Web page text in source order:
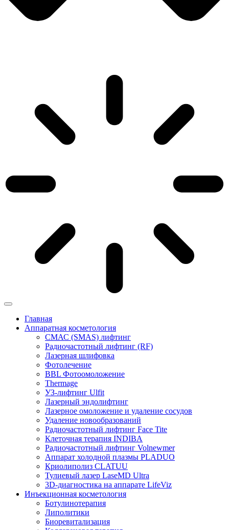
Главная
Аппаратная косметология
СМАС (SMAS) лифтинг
Радиочастотный лифтинг (RF)
Лазерная шлифовка
Фотолечение
BBL Фотоомоложение
Thermage
УЗ-лифтинг Ulfit
Лазерный эндолифтинг
Лазерное омоложение и удаление сосудов
Удаление новообразований
Радиочастотный лифтинг Face Tite
Клеточная терапия INDIBA
Радиочастотный лифтинг Volnewmer
Аппарат холодной плазмы PLADUO
Криолиполиз CLATUU
Тулиевый лазер LaseMD Ultra
3D-диагностика на аппарате LifeViz
Инъекционная косметология
Ботулинотерапия
Липолитики
Биоревитализация